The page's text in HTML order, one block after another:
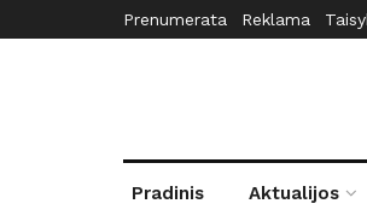
Prenumerata Reklama
Pradinis Aktualijos